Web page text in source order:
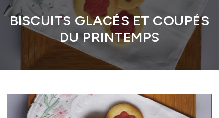
BISCUITS GLACÉS ET COUPÉS
DU PRINTEMPS